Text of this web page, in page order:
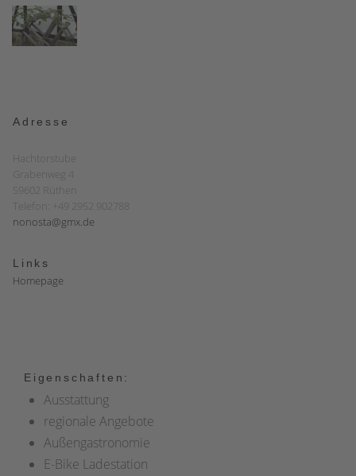
Adresse
Hachtorstube
Grabenweg 4
59602 Rüthen
Telefon: +49 2952 902788
nonosta@gmx.de
Links
Homepage
Eigenschaften:
Ausstattung
regionale Angebote
Außengastronomie
E-Bike Ladestation